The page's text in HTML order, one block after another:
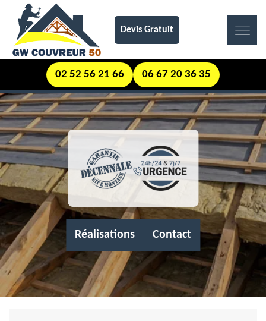
Devis Gratuit
02 52 56 21 66 06 67 20 36 35
Réalisations Contact